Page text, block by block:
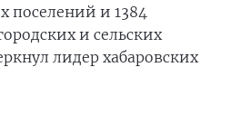
поселений и 1384
и сельских
лидер хабаровских